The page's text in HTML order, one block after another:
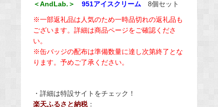
＜AndLab.＞ 951アイスクリーム 8個セット
※一部返礼品は人気のため一時品切れの返礼品も
ございます。詳細は商品ページをご確認くださ
い。
※缶バッジの配布は準備数量に達し次第終了とな
ります。予めご了承ください。
・詳細は特設サイトをチェック！
楽天ふるさと納税：